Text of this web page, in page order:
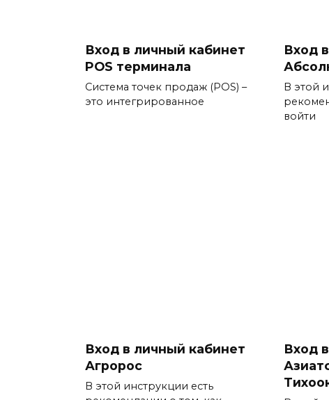
Вход в личный кабинет
POS терминала
Система точек продаж (POS) –
это интегрированное
Вход
В этой
войти
Вход в личный кабинет
Агророс
В этой инструкции есть
Вход